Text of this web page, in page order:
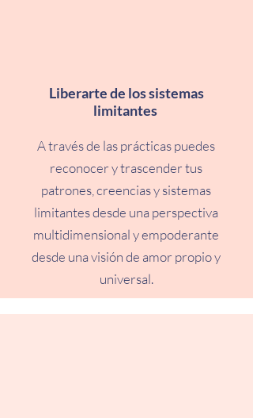
Liberarte de los sistemas
limitantes
A través de las prácticas puedes
reconocer y trascender tus
patrones, creencias y sistemas
limitantes desde una perspectiva
multidimensional y empoderante
desde una visión de amor propio y
universal.